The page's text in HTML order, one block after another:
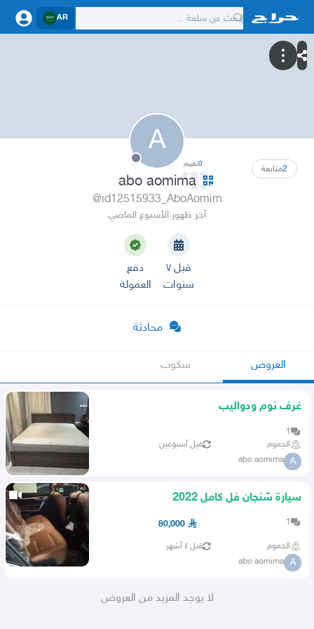
AR
A
2متابعة 0تقييم
abo aomima
@id12515933_AboAomim
آخر ظهور الأسبوع الماضي
قبل ٧
سنوات
دفع
العمولة
محادثة
العروض سكوب
غرف نوم ودواليب
1
الجموم
قبل أسبوعين
A
abo aomima
سيارة شنجان فل كامل 2022
1
80,000
الجموم قبل ٤ أشهر
A
abo aomima
لا يوجد المزيد من العروض